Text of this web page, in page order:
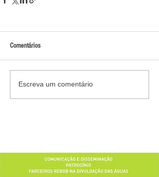
Comentários
Escreva um comentário